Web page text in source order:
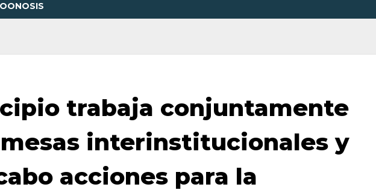
trabaja conjuntamente
interinstitucionales y
acciones para la